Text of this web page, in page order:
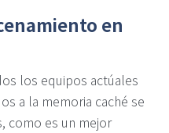
en
los equipos actúales
a la memoria caché se
como es un mejor